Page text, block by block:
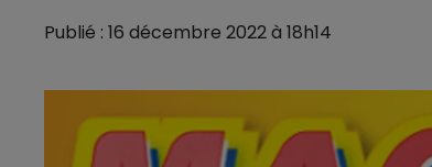
Publié : 16 décembre 2022 à 18h14